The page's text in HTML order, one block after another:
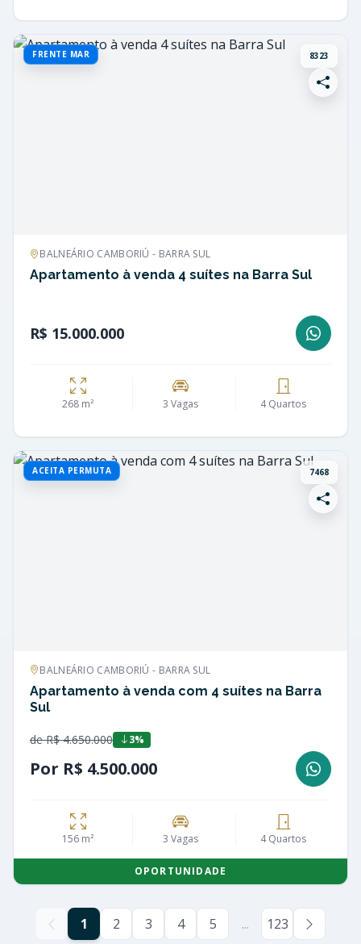
FRENTE MAR 8323
BALNEÁRIO CAMBORIÚ - BARRA SUL
Apartamento à venda 4 suítes na Barra Sul
R$ 15.000.000
268 m² 3 Vagas 4 Quartos
ACEITA PERMUTA 7468
BALNEÁRIO CAMBORIÚ - BARRA SUL
Apartamento à venda com 4 suítes na Barra
Sul
de R$ 4.650.000 3%
Por R$ 4.500.000
156 m² 3 Vagas 4 Quartos
OPORTUNIDADE
1 2 3 4 5 ... 123